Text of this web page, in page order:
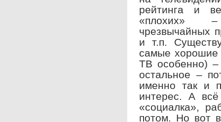
рейтинга и
«плохих»
чрезвычайных
и т.п.
самые хорошие
ТВ особенно)
остальное –
именно так и
интерес. А
«социалка»,
потом. Но вот